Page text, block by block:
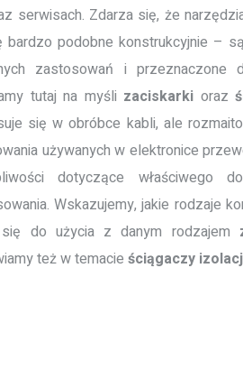
serwisach. Zdarza się, że
podobne konstrukcyjnie –
zastosowań i przeznaczone
tutaj na myśli zaciskarki oraz
się w obróbce kabli, ale
używanych w elektronice
dotyczące właściwego
Wskazujemy, jakie rodzaje
do użycia z danym rodzajem
też w temacie ściągaczy